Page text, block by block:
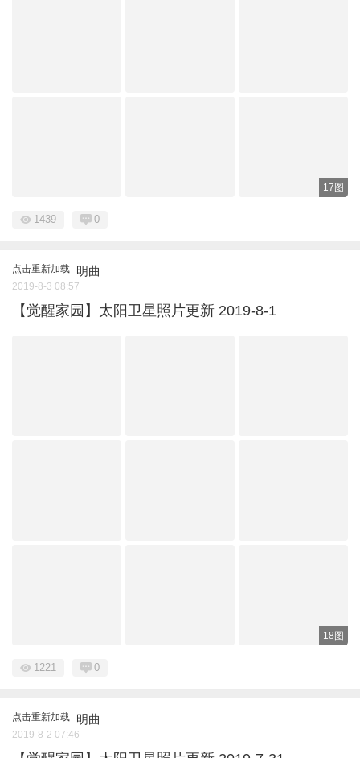
17图
1439 0
点击重新加载 明曲
2019-8-3 08:57
【觉醒家园】太阳卫星照片更新 2019-8-1
18图
1221 0
点击重新加载 明曲
2019-8-2 07:46